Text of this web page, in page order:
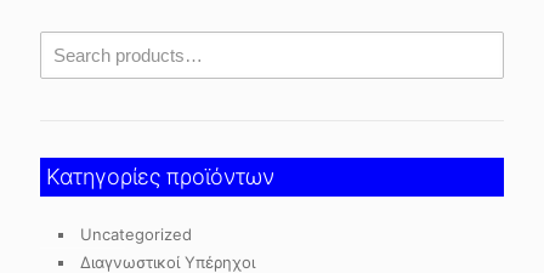
Κατηγορίες προϊόντων
Uncategorized
Διαγνωστικοί Υπέρηχοι